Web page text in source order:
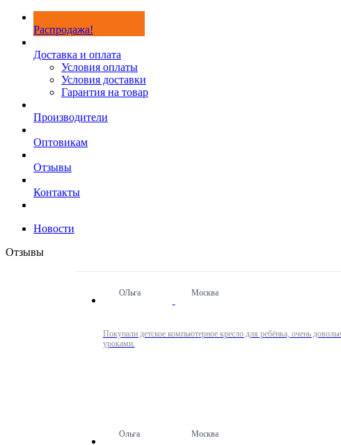
Распродажа!
Доставка и оплата
Условия оплаты
Условия доставки
Гарантия на товар
Производители
Оптовикам
Отзывы
Контакты
Новости
Отзывы
ОЛьга Москва
Покупали детское компьютерное кресло для ребёнка, очень
уроками.
Ольга Москва